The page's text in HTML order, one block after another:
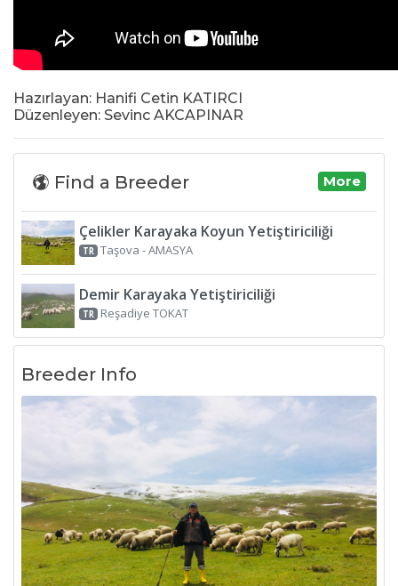
Hazırlayan: Hanifi Cetin KATIRCI
Düzenleyen: Sevinc AKCAPINAR
Find a Breeder More
Çelikler Karayaka Koyun Yetiştiriciliği
TR Taşova - AMASYA
Demir Karayaka Yetiştiriciliği
TR Reşadiye TOKAT
Breeder Info